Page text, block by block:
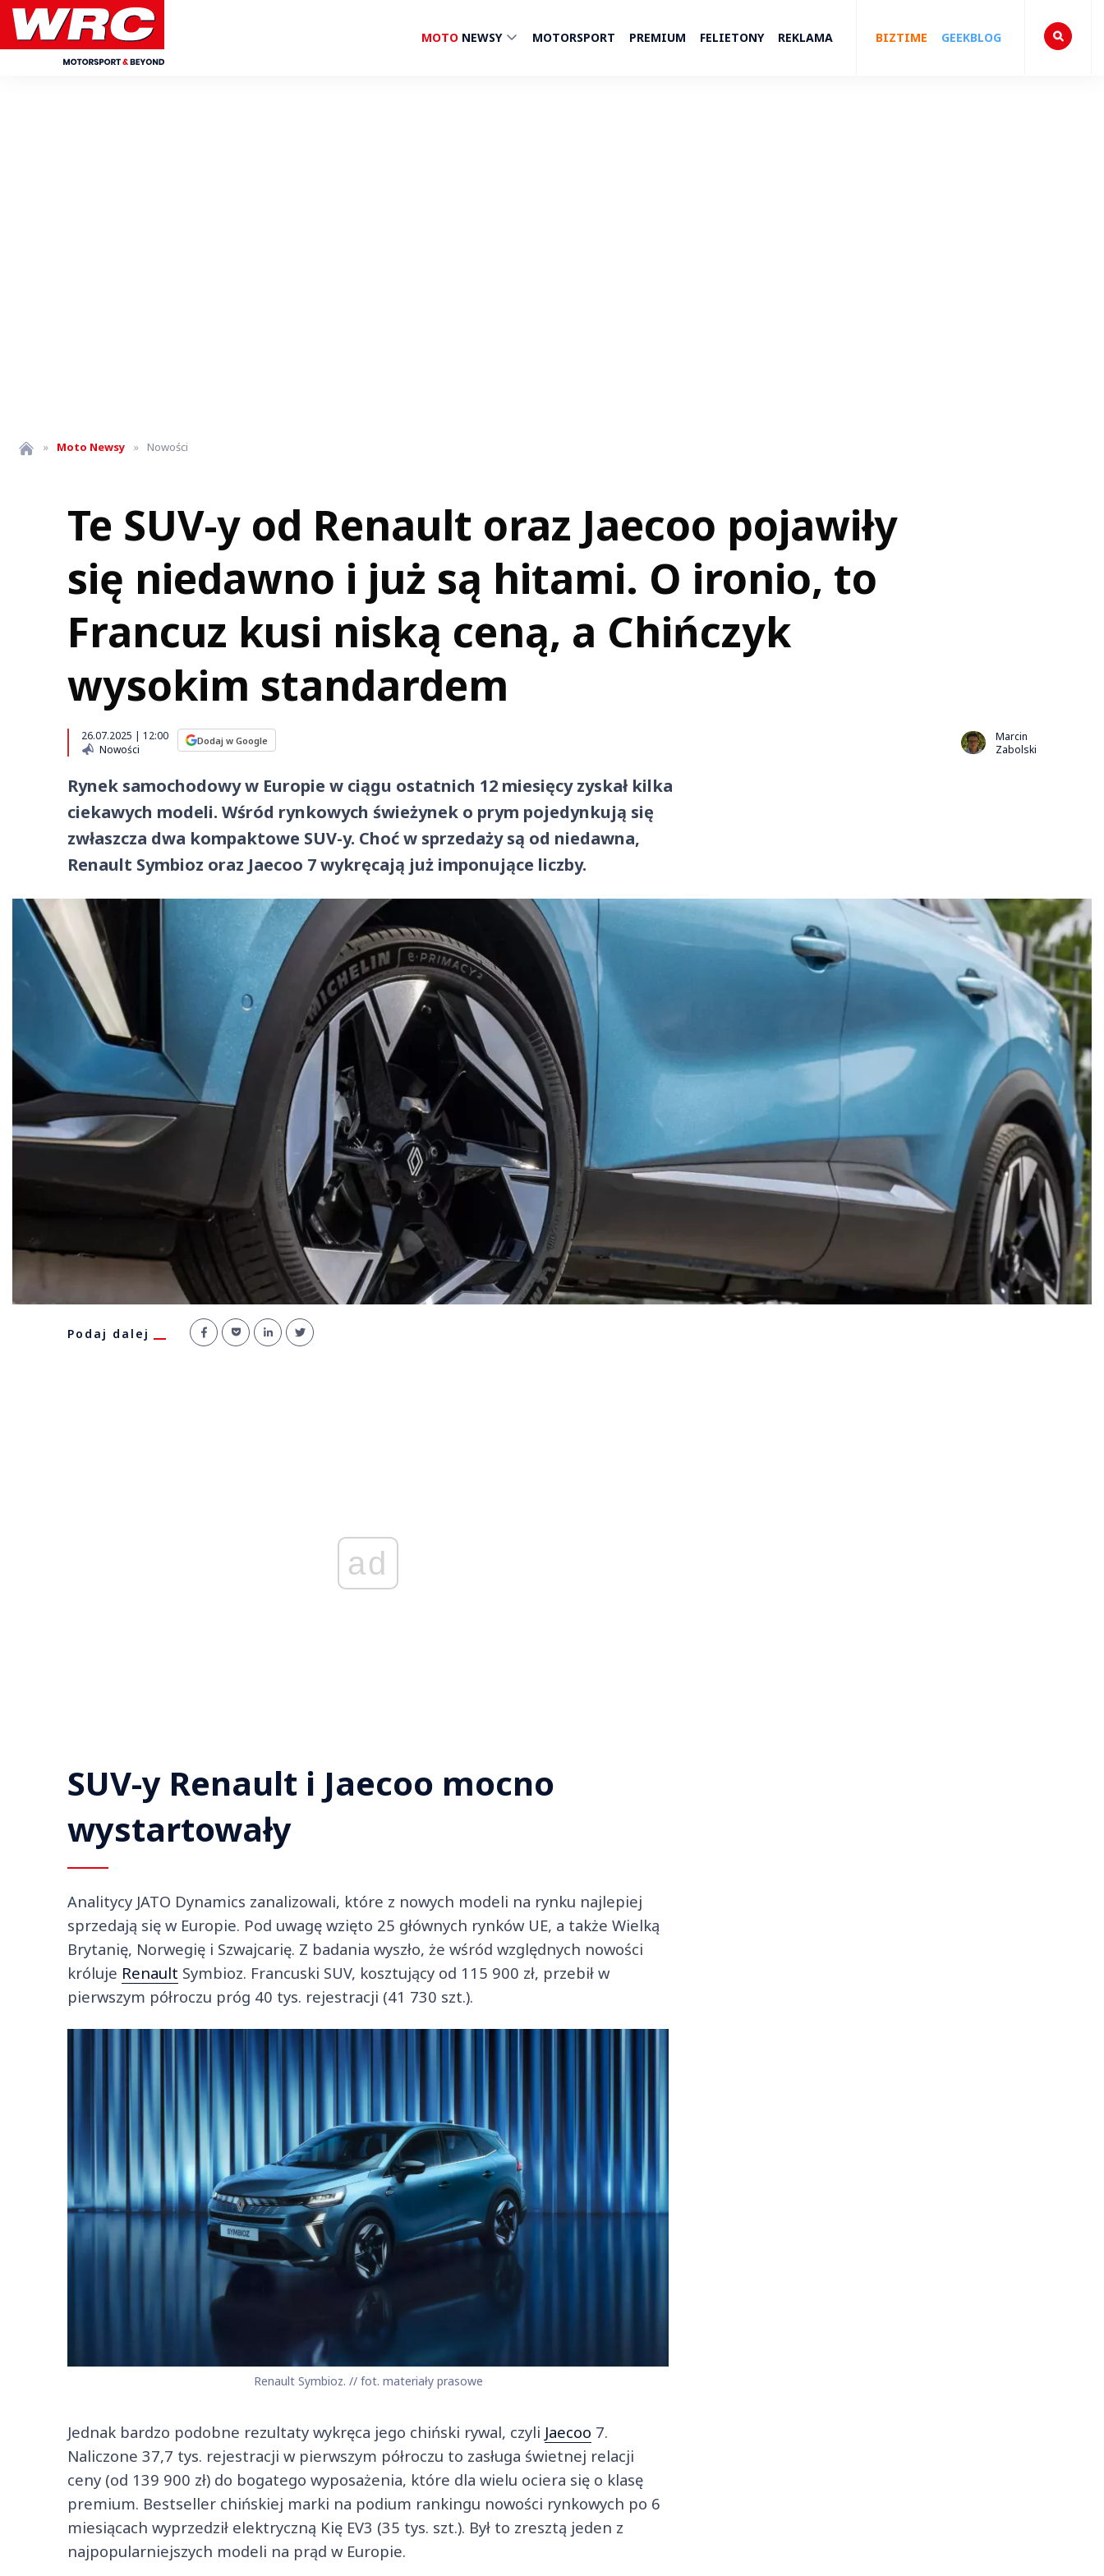
MOTO NEWSY MOTORSPORT PREMIUM FELIETONY REKLAMA BIZTIME GEEKBLOG
» Moto Newsy » Nowości
Te SUV-y od Renault oraz Jaecoo pojawiły
się niedawno i już są hitami. O ironio, to
Francuz kusi niską ceną, a Chińczyk
wysokim standardem
26.07.2025 | 12:00
Nowości
Dodaj w Google
Marcin
Zabolski
Rynek samochodowy w Europie w ciągu ostatnich 12 miesięcy zyskał kilka
ciekawych modeli. Wśród rynkowych świeżynek o prym pojedynkują się
zwłaszcza dwa kompaktowe SUV-y. Choć w sprzedaży są od niedawna,
Renault Symbioz oraz Jaecoo 7 wykręcają już imponujące liczby.
Podaj dalej
ad
SUV-y Renault i Jaecoo mocno
wystartowały
Analitycy JATO Dynamics zanalizowali, które z nowych modeli na rynku najlepiej
sprzedają się w Europie. Pod uwagę wzięto 25 głównych rynków UE, a także Wielką
Brytanię, Norwegię i Szwajcarię. Z badania wyszło, że wśród względnych nowości
króluje Renault Symbioz. Francuski SUV, kosztujący od 115 900 zł, przebił w
pierwszym półroczu próg 40 tys. rejestracji (41 730 szt.).
Renault Symbioz. // fot. materiały prasowe
Jednak bardzo podobne rezultaty wykręca jego chiński rywal, czyli Jaecoo 7.
Naliczone 37,7 tys. rejestracji w pierwszym półroczu to zasługa świetnej relacji
ceny (od 139 900 zł) do bogatego wyposażenia, które dla wielu ociera się o klasę
premium. Bestseller chińskiej marki na podium rankingu nowości rynkowych po 6
miesiącach wyprzedził elektryczną Kię EV3 (35 tys. szt.). Był to zresztą jeden z
najpopularniejszych modeli na prąd w Europie.